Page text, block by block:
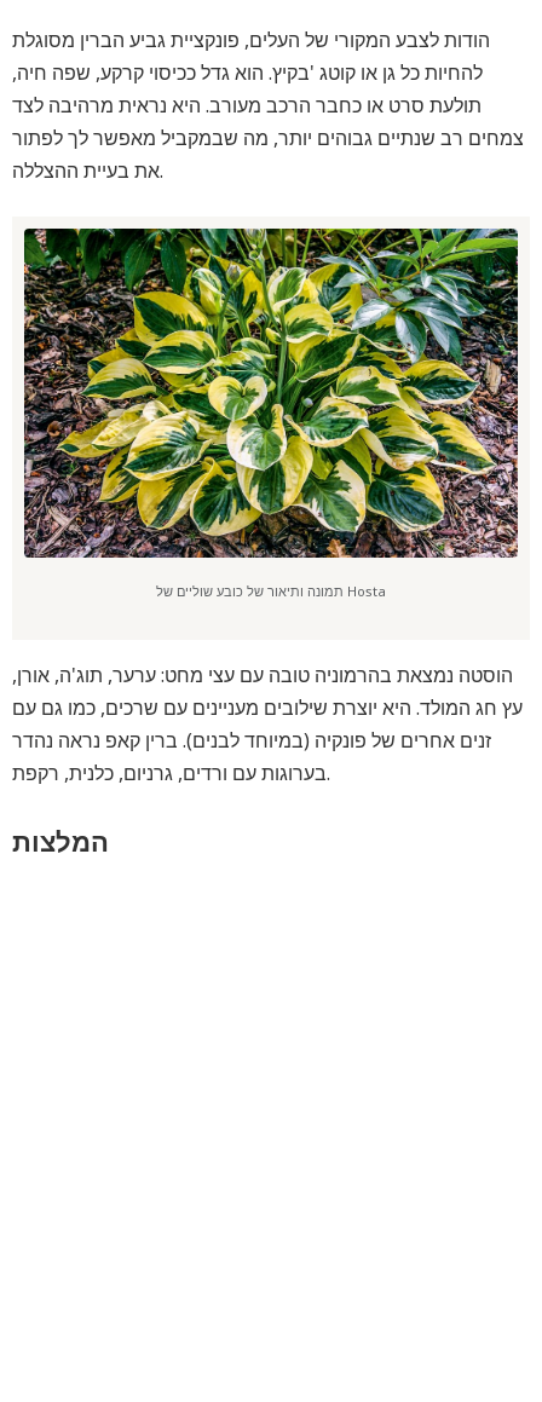
הודות לצבע המקורי של העלים, פונקציית גביע הברין מסוגלת
להחיות כל גן או קוטג 'בקיץ. הוא גדל ככיסוי קרקע, שפה חיה,
תולעת סרט או כחבר הרכב מעורב. היא נראית מרהיבה לצד
צמחים רב שנתיים גבוהים יותר, מה שבמקביל מאפשר לך לפתור
את בעיית ההצללה.
תמונה ותיאור של כובע שוליים של Hosta
הוסטה נמצאת בהרמוניה טובה עם עצי מחט: ערער, ​​תוג'ה, אורן,
עץ חג המולד. היא יוצרת שילובים מעניינים עם שרכים, כמו גם עם
זנים אחרים של פונקיה (במיוחד לבנים). ברין קאפ נראה נהדר
בערוגות עם ורדים, גרניום, כלנית, רקפת.
המלצות